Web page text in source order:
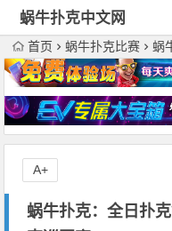
蜗牛扑克中文网
首页 蜗牛扑克比赛 蜗
蜗牛扑克：全日扑
A+